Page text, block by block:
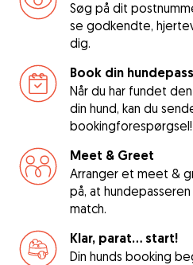
Søg på dit
se godkendte,
dig.
Book din
Når du har fundet
din hund, kan du
bookingforespørgsel!
Meet & Greet
Arranger et meet &
på, at
match.
Klar, parat... start!
Din hunds booking